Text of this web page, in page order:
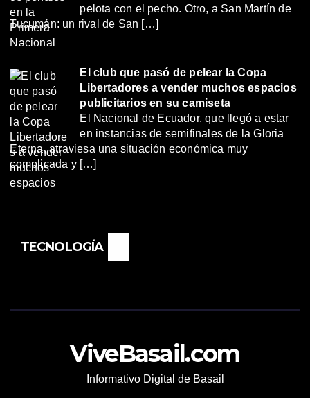
pelota con el pecho. Otro, a San Martín de
Tucumán: un rival de San […]
El club que pasó de pelear la Copa
Libertadores a vender muchos espacios
publicitarios en su camiseta
El Nacional de Ecuador, que llegó a estar
en instancias de semifinales de la Gloria
Eterna, atraviesa una situación económica muy
complicada y […]
TECNOLOGÍA
ViveBasail.com
Informativo Digital de Basail